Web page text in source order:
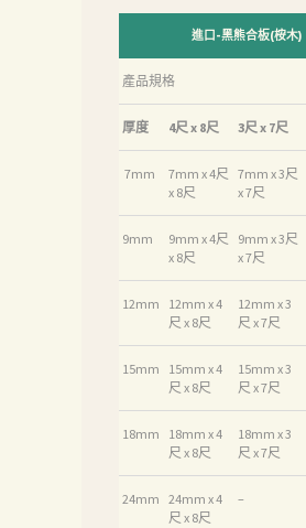
進口-黑熊合板(桉木)
產品規格
厚度 4尺 x 8尺 3尺 x 7尺
7mm
7mm x 4尺
x 8尺
7mm x 3尺
x 7尺
9mm
9mm x 4尺
x 8尺
9mm x 3尺
x 7尺
12mm
12mm x 4
尺 x 8尺
12mm x 3
尺 x 7尺
15mm
15mm x 4
尺 x 8尺
15mm x 3
尺 x 7尺
18mm
18mm x 4
尺 x 8尺
18mm x 3
尺 x 7尺
24mm
24mm x 4
尺 x 8尺
–